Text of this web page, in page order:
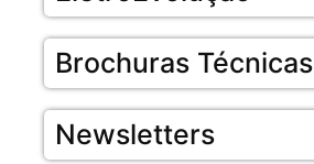
Brochuras Técnicas
Newsletters